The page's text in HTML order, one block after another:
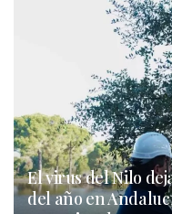
El virus del Nilo
del año en